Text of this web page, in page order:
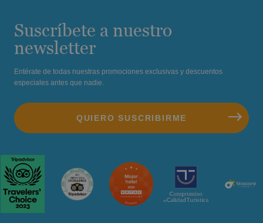
Suscríbete a nuestro
newsletter
Entérate de todas nuestras promociones exclusivas y descuentos
especiales antes que nadie.